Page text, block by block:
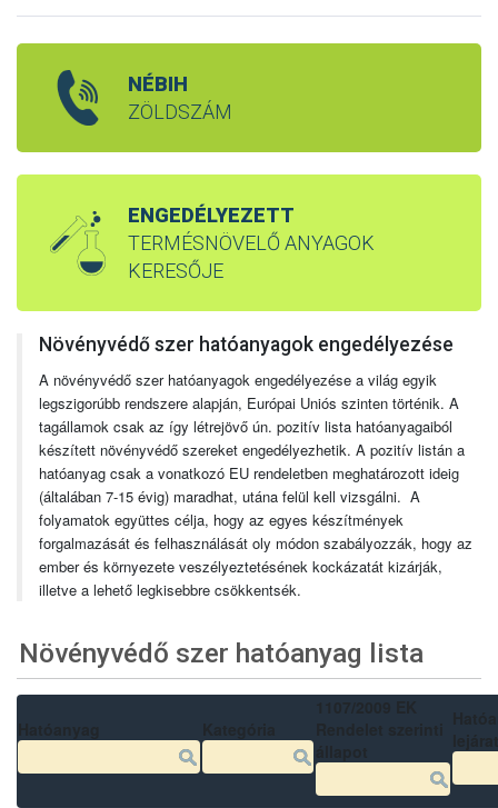
NÉBIH
ZÖLDSZÁM
ENGEDÉLYEZETT
TERMÉSNÖVELŐ ANYAGOK
KERESŐJE
Növényvédő szer hatóanyagok engedélyezése
A növényvédő szer hatóanyagok engedélyezése a világ egyik
legszigorúbb rendszere alapján, Európai Uniós szinten történik. A
tagállamok csak az így létrejövő ún. pozitív lista hatóanyagaiból
készített növényvédő szereket engedélyezhetik. A pozitív listán a
hatóanyag csak a vonatkozó EU rendeletben meghatározott ideig
(általában 7-15 évig) maradhat, utána felül kell vizsgálni. A
folyamatok együttes célja, hogy az egyes készítmények
forgalmazását és felhasználását oly módon szabályozzák, hogy az
ember és környezete veszélyeztetésének kockázatát kizárják,
illetve a lehető legkisebbre csökkentsék.
Növényvédő szer hatóanyag lista